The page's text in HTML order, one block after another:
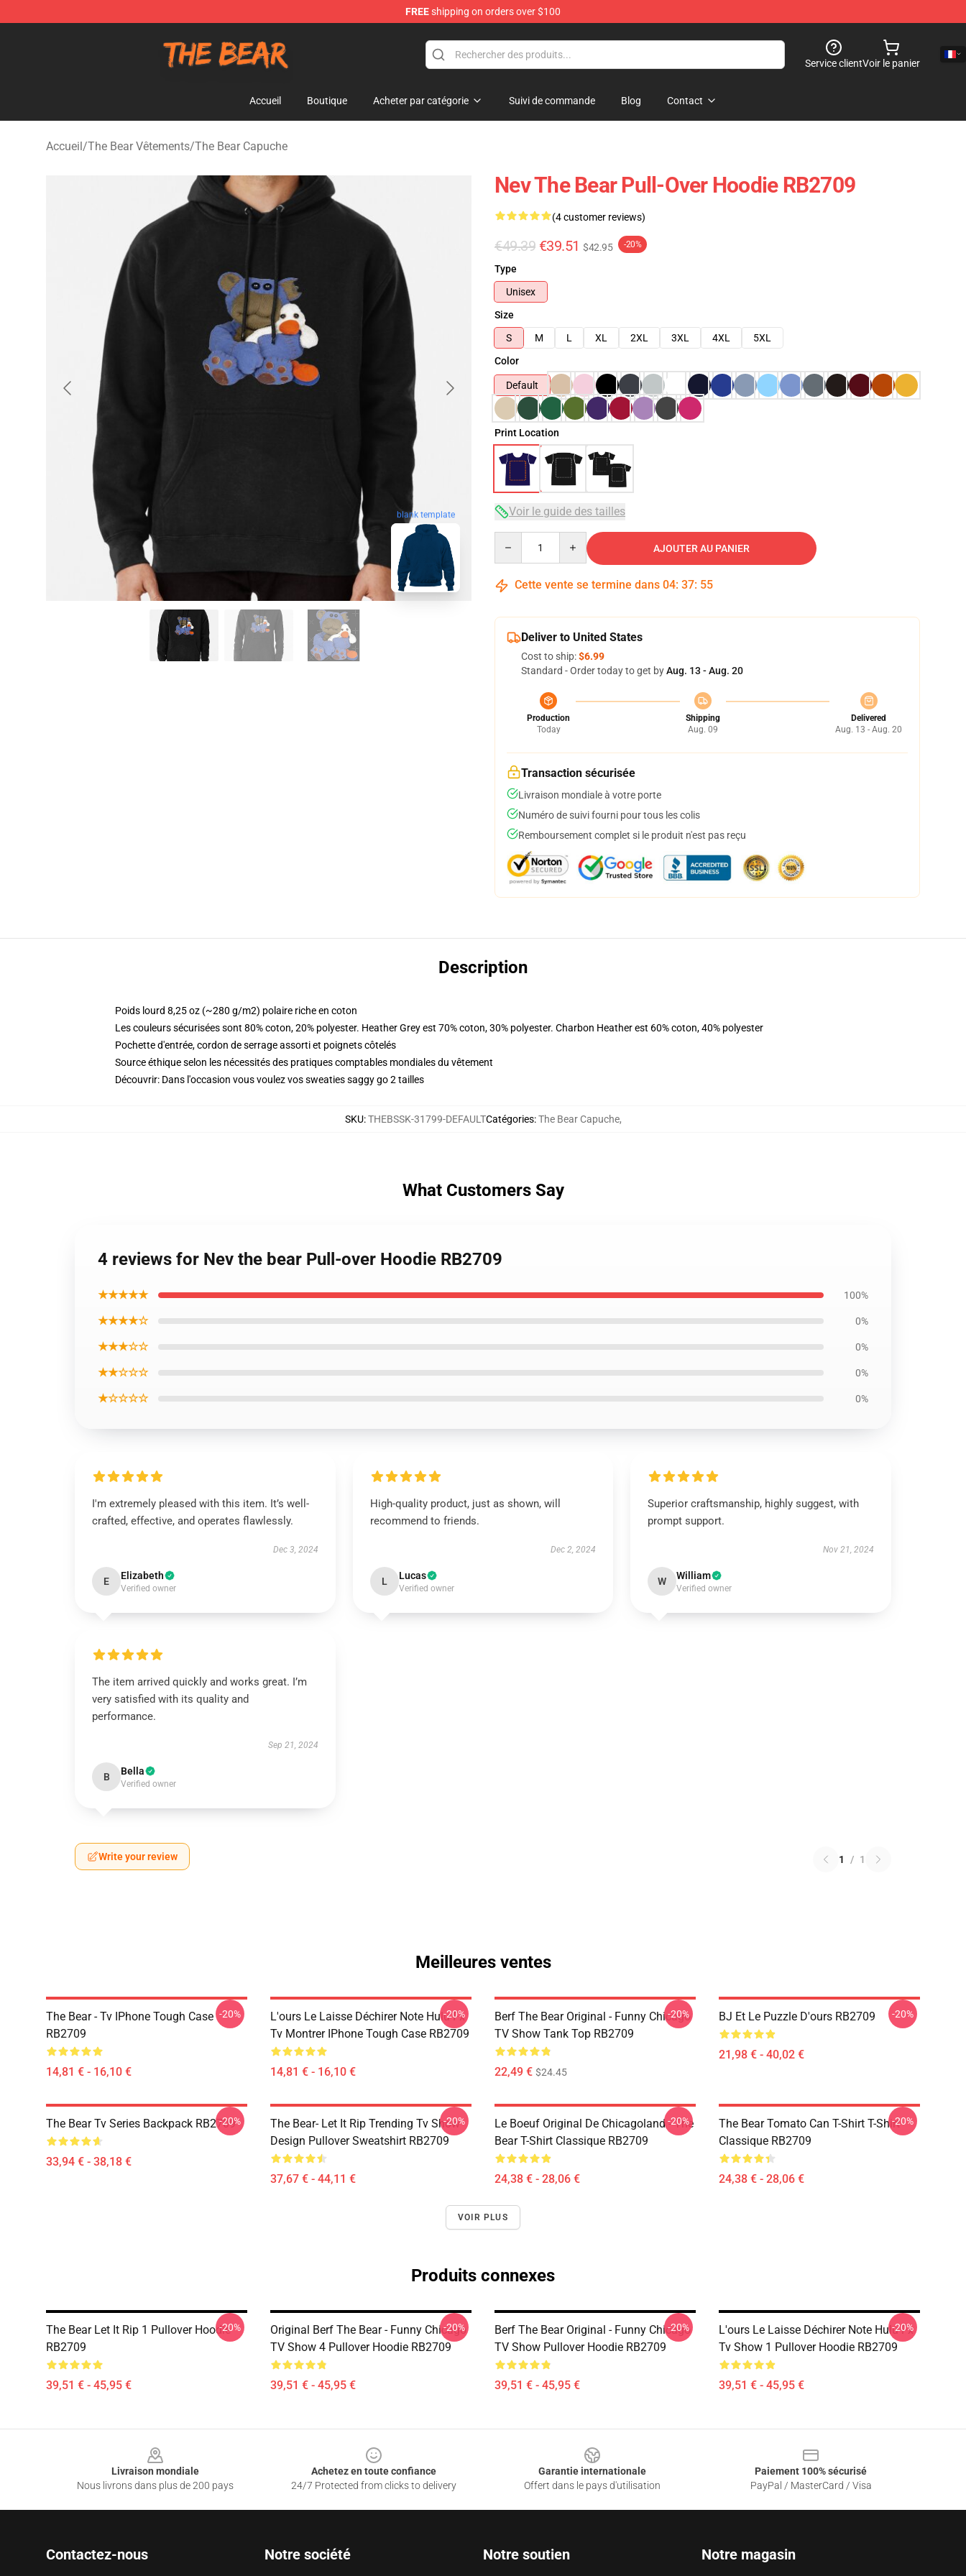
FREEshipping on orders over $100
Service clientVoir le panier
Accueil Boutique Acheter par catégorie Suivi de commande Blog Contact
Accueil/The Bear Vêtements/The Bear Capuche
blank template
Nev The Bear Pull-Over Hoodie RB2709
(4 customer reviews)
€49.39 €39.51 $42.95 -20%
Type
Unisex
Size
S
M L XL 2XL 3XL 4XL
5XL
Color
Default
Print Location
Voir le guide des tailles
AJOUTER AU PANIER
Cette vente se termine dans 04: 37: 54
Deliver to United States
Cost to ship:$6.99
Standard - Order today to get byAug. 13 - Aug. 20
Production
Today
Shipping
Aug. 09
Delivered
Aug. 13 - Aug. 20
Transaction sécurisée
Livraison mondiale à votre porte
Numéro de suivi fourni pour tous les colis
Remboursement complet si le produit n'est pas reçu
Description
Poids lourd 8,25 oz (~280 g/m2) polaire riche en coton
Les couleurs sécurisées sont 80% coton, 20% polyester. Heather Grey est 70% coton, 30% polyester. Charbon Heather est 60% coton, 40% polyester
Pochette d'entrée, cordon de serrage assorti et poignets côtelés
Source éthique selon les nécessités des pratiques comptables mondiales du vêtement
Découvrir: Dans l'occasion vous voulez vos sweaties saggy go 2 tailles
SKU:THEBSSK-31799-DEFAULTCatégories:The Bear Capuche,
What Customers Say
4 reviews for Nev the bear Pull-over Hoodie RB2709
★★★★★ 100%
★★★★☆ 0%
★★★☆☆ 0%
★★☆☆☆ 0%
★☆☆☆☆ 0%
I'm extremely pleased with this item. It’s well-
crafted, effective, and operates flawlessly.
Dec 3, 2024
E Elizabeth
Verified owner
High-quality product, just as shown, will
recommend to friends.
Dec 2, 2024
L Lucas
Verified owner
Superior craftsmanship, highly suggest, with
prompt support.
Nov 21, 2024
W William
Verified owner
The item arrived quickly and works great. I’m
very satisfied with its quality and
performance.
Sep 21, 2024
B Bella
Verified owner
Write your review 1 / 1
Meilleures ventes
The Bear - Tv IPhone Tough Case
RB2709
14,81 € - 16,10 €
-20%
L'ours Le Laisse Déchirer Note Hulu Fx
Tv Montrer IPhone Tough Case RB2709
14,81 € - 16,10 €
-20%
Berf The Bear Original - Funny Chicago
TV Show Tank Top RB2709
22,49 € $24.45
-20% BJ Et Le Puzzle D'ours RB2709
21,98 € - 40,02 €
-20%
The Bear Tv Series Backpack RB2709
33,94 € - 38,18 €
-20%
The Bear- Let It Rip Trending Tv Show
Design Pullover Sweatshirt RB2709
37,67 € - 44,11 €
-20%
Le Boeuf Original De Chicagoland - The
Bear T-Shirt Classique RB2709
24,38 € - 28,06 €
-20%
The Bear Tomato Can T-Shirt T-Shirt
Classique RB2709
24,38 € - 28,06 €
-20%
VOIR PLUS
Produits connexes
The Bear Let It Rip 1 Pullover Hoodie
RB2709
39,51 € - 45,95 €
-20%
Original Berf The Bear - Funny Chicago
TV Show 4 Pullover Hoodie RB2709
39,51 € - 45,95 €
-20%
Berf The Bear Original - Funny Chicago
TV Show Pullover Hoodie RB2709
39,51 € - 45,95 €
-20%
L'ours Le Laisse Déchirer Note Hulu Fx
Tv Show 1 Pullover Hoodie RB2709
39,51 € - 45,95 €
-20%
Livraison mondiale
Nous livrons dans plus de 200 pays
Achetez en toute confiance
24/7 Protected from clicks to delivery
Garantie internationale
Offert dans le pays d'utilisation
Paiement 100% sécurisé
PayPal / MasterCard / Visa
Contactez-nous Notre société Notre soutien Notre magasin